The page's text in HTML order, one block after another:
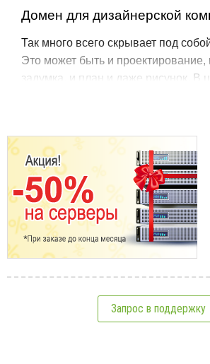
Домен для дизайнерской
Так много всего скрывает под
Это может быть и проектирование,
задумка, и план и даже рисунок. В
дизайном подразумевается
Существует огромное количество
посвящены дизайнерской
выделиться среди всех них нужно
доменное имя, но дизайн – это
нужно сначала понять какие
направленности его бывают.
Сайты с дизайнерской тематикой
сайты, которые занимаются
и интерьера жилья;
Запрос в поддержку